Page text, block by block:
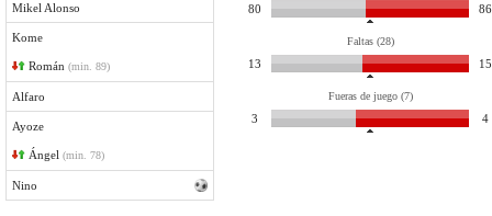
Mikel Alonso
Kome
Román (min. 89)
Alfaro
Ayoze
Ángel (min. 78)
Nino
80 86
Faltas (28)
13 15
Fueras de juego (7)
3 4